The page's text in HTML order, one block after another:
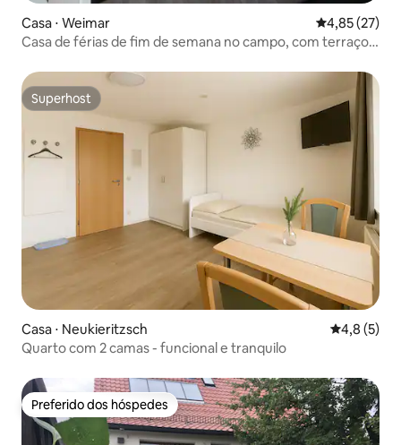
Casa ⋅ Weimar 4,85 de uma
4,85 (27)
Casa de férias de fim de semana no campo, com terraço e
Superhost
Superhost
Casa ⋅ Neukieritzsch 4,8 de
4,8 (5)
Quarto com 2 camas - funcional e tranquilo
Preferido dos hóspedes
Preferido dos hóspedes